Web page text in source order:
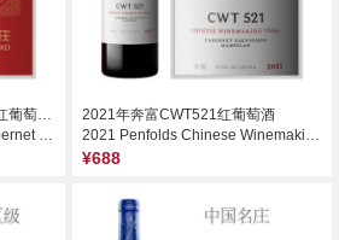
2021年龙亭酒庄珍藏品丽珠红葡萄酒（蛇年生肖限量款）
2021 Longting Reserve Cabernet Franc, Penglai, China
2021年奔富CWT521红葡萄酒
2021 Penfolds Chinese Winemaking Trial CWT 521 Cabernet Sauvignon Marselan, China
¥688